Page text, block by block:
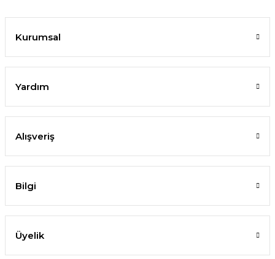
Kurumsal
Yardım
Alışveriş
Bilgi
Üyelik